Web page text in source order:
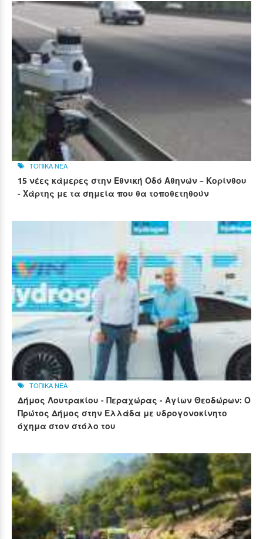
ΤΟΠΙΚΑ ΝΕΑ
15 νέες κάμερες στην Εθνική Οδό Αθηνών – Κορίνθου
- Χάρτης με τα σημεία που θα τοποθετηθούν
ΤΟΠΙΚΑ ΝΕΑ
Δήμος Λουτρακίου - Περαχώρας - Αγίων Θεοδώρων: Ο
Πρώτος Δήμος στην Ελλάδα με υδρογονοκίνητο
όχημα στον στόλο του